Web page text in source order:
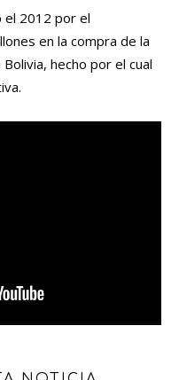
el 2012 por el
en la compra de la
hecho por el cual